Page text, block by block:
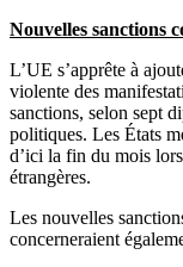
Nouvelles sanctions
L’UE s’apprête à
violente des
sanctions, selon sept
politiques. Les États
d’ici la fin du mois
étrangères.
Les nouvelles
concerneraient